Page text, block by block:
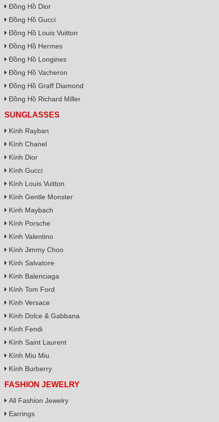
Đồng Hồ Dior
Đồng Hồ Gucci
Đồng Hồ Louis Vuitton
Đồng Hồ Hermes
Đồng Hồ Longines
Đồng Hồ Vacheron
Đồng Hồ Graff Diamond
Đồng Hồ Richard Miller
SUNGLASSES
Kính Rayban
Kính Chanel
Kính Dior
Kính Gucci
Kính Louis Vuitton
Kính Gentle Monster
Kính Maybach
Kính Porsche
Kính Valentino
Kính Jimmy Choo
Kính Salvatore
Kính Balenciaga
Kính Tom Ford
Kính Versace
Kính Dolce & Gabbana
Kính Fendi
Kính Saint Laurent
Kính Miu Miu
Kính Burberry
FASHION JEWELRY
All Fashion Jewelry
Earrings